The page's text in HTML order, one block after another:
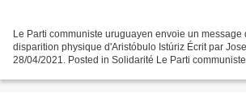
Le Parti communiste uruguayen envoie un message
disparition physique d'Aristóbulo Istúriz Écrit par
28/04/2021. Posted in Solidarité Le Parti